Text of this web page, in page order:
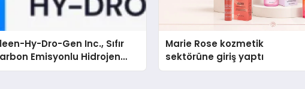
Hy-Dro-Gen Inc., Sıfır
Emisyonlu Hidrojen
Teknolojisinde ISO ve
Marie Rose kozmetik
sektörüne giriş yaptı